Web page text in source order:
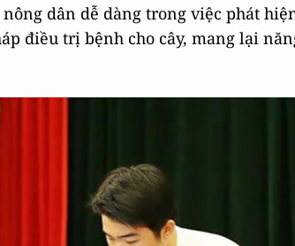
dân dễ dàng trong việc phát
điều trị bệnh cho cây, mang lại